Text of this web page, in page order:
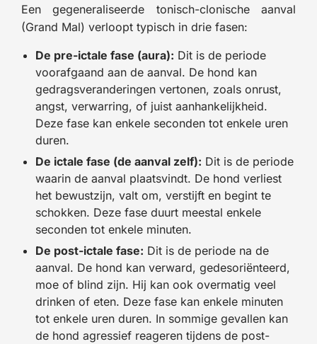
Een gegeneraliseerde tonisch-clonische aanval
(Grand Mal) verloopt typisch in drie fasen:
De pre-ictale fase (aura): Dit is de periode
voorafgaand aan de aanval. De hond kan
gedragsveranderingen vertonen, zoals onrust,
angst, verwarring, of juist aanhankelijkheid.
Deze fase kan enkele seconden tot enkele uren
duren.
De ictale fase (de aanval zelf): Dit is de periode
waarin de aanval plaatsvindt. De hond verliest
het bewustzijn, valt om, verstijft en begint te
schokken. Deze fase duurt meestal enkele
seconden tot enkele minuten.
De post-ictale fase: Dit is de periode na de
aanval. De hond kan verward, gedesoriënteerd,
moe of blind zijn. Hij kan ook overmatig veel
drinken of eten. Deze fase kan enkele minuten
tot enkele uren duren. In sommige gevallen kan
de hond agressief reageren tijdens de post-